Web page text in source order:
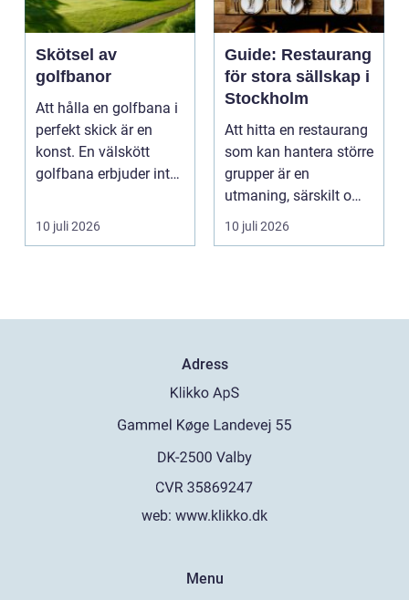
Skötsel av
golfbanor
Att hålla en golfbana i
perfekt skick är en
konst. En välskött
golfbana erbjuder inte
10 juli 2026
Guide: Restaurang
för stora sällskap i
Stockholm
Att hitta en restaurang
som kan hantera större
grupper är en
utmaning, särskilt om
ma...
10 juli 2026
Adress
web: www.klikko.dk
Menu